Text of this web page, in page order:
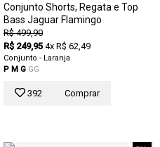
Conjunto Shorts, Regata e Top
Bass Jaguar Flamingo
R$ 499,90
R$ 249,95 4x R$ 62,49
Conjunto - Laranja
P M G GG
392 Comprar